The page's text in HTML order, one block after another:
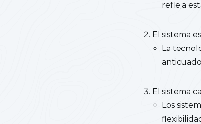
refleja
El sistema
La
El sistema
Los